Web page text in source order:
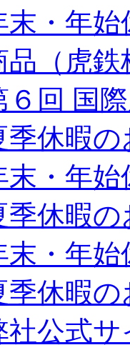
末・年
品（虎
６回 国
季休暇
末・年
季休暇
末・年
季休暇
社公式